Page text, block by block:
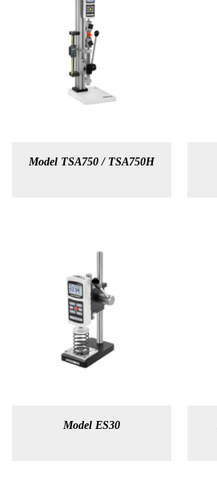
Model TSA750 / TSA750H
Model ES30